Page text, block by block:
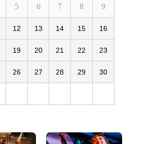
5 6 7 8 9
12 13 14 15 16
19 20 21 22 23
26 27 28 29 30